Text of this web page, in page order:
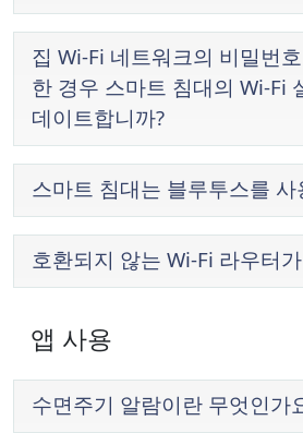
집 Wi-Fi 네트워크의 비밀번
한 경우 스마트 침대의 Wi-Fi
데이트합니까?
스마트 침대는 블루투스를 사
호환되지 않는 Wi-Fi 라우터
앱 사용
수면주기 알람이란 무엇인가